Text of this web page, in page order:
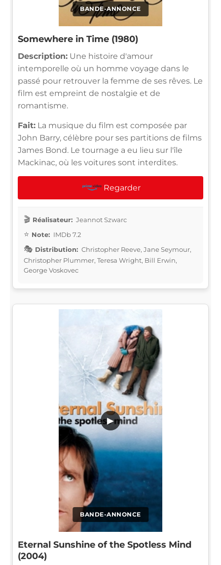
BANDE-ANNONCE
Somewhere in Time (1980)
Description: Une histoire d'amour
intemporelle où un homme voyage dans le
passé pour retrouver la femme de ses rêves. Le
film est empreint de nostalgie et de
romantisme.
Fait: La musique du film est composée par
John Barry, célèbre pour ses partitions de films
James Bond. Le tournage a eu lieu sur l'île
Mackinac, où les voitures sont interdites.
Regarder
Réalisateur: Jeannot Szwarc
Note: IMDb 7.2
Distribution: Christopher Reeve, Jane Seymour,
Christopher Plummer, Teresa Wright, Bill Erwin,
George Voskovec
BANDE-ANNONCE
▶
Eternal Sunshine of the Spotless Mind
(2004)